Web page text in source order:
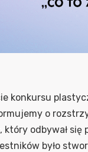
konkursu
o
odbywał się
było